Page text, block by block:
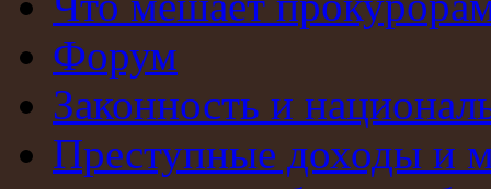
Форум
Законность и
Преступные доходы и